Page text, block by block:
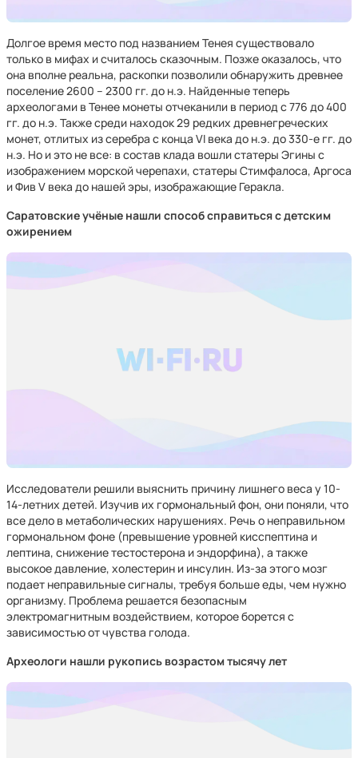
Долгое время место под названием Тенея существовало
только в мифах и считалось сказочным. Позже оказалось, что
она вполне реальна, раскопки позволили обнаружить древнее
поселение 2600 – 2300 гг. до н.э. Найденные теперь
археологами в Тенее монеты отчеканили в период с 776 до 400
гг. до н.э. Также среди находок 29 редких древнегреческих
монет, отлитых из серебра с конца VI века до н.э. до 330-е гг. до
н.э. Но и это не все: в состав клада вошли статеры Эгины с
изображением морской черепахи, статеры Стимфалоса, Аргоса
и Фив V века до нашей эры, изображающие Геракла.
Саратовские учёные нашли способ справиться с детским
ожирением
Исследователи решили выяснить причину лишнего веса у 10-
14-летних детей. Изучив их гормональный фон, они поняли, что
все дело в метаболических нарушениях. Речь о неправильном
гормональном фоне (превышение уровней кисспептина и
лептина, снижение тестостерона и эндорфина), а также
высокое давление, холестерин и инсулин. Из-за этого мозг
подает неправильные сигналы, требуя больше еды, чем нужно
организму. Проблема решается безопасным
электромагнитным воздействием, которое борется с
зависимостью от чувства голода.
Археологи нашли рукопись возрастом тысячу лет